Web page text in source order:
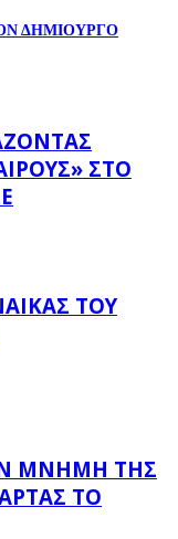
ΔΗΜΙΟΥΡΓΟ
ΣΤΟ
ΤΟΥ
ΜΝΉΜΗ ΤΗΣ
ΤΟ